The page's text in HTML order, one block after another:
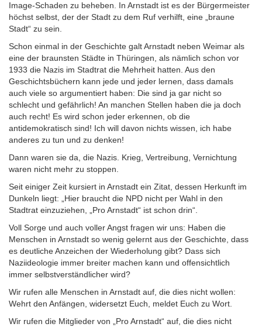
Image-Schaden zu beheben. In Arnstadt ist es der Bürgermeister
höchst selbst, der der Stadt zu dem Ruf verhilft, eine „braune
Stadt“ zu sein.
Schon einmal in der Geschichte galt Arnstadt neben Weimar als
eine der braunsten Städte in Thüringen, als nämlich schon vor
1933 die Nazis im Stadtrat die Mehrheit hatten. Aus den
Geschichtsbüchern kann jede und jeder lernen, dass damals
auch viele so argumentiert haben: Die sind ja gar nicht so
schlecht und gefährlich! An manchen Stellen haben die ja doch
auch recht! Es wird schon jeder erkennen, ob die
antidemokratisch sind! Ich will davon nichts wissen, ich habe
anderes zu tun und zu denken!
Dann waren sie da, die Nazis. Krieg, Vertreibung, Vernichtung
waren nicht mehr zu stoppen.
Seit einiger Zeit kursiert in Arnstadt ein Zitat, dessen Herkunft im
Dunkeln liegt: „Hier braucht die NPD nicht per Wahl in den
Stadtrat einzuziehen, „Pro Arnstadt“ ist schon drin“.
Voll Sorge und auch voller Angst fragen wir uns: Haben die
Menschen in Arnstadt so wenig gelernt aus der Geschichte, dass
es deutliche Anzeichen der Wiederholung gibt? Dass sich
Naziideologie immer breiter machen kann und offensichtlich
immer selbstverständlicher wird?
Wir rufen alle Menschen in Arnstadt auf, die dies nicht wollen:
Wehrt den Anfängen, widersetzt Euch, meldet Euch zu Wort.
Wir rufen die Mitglieder von „Pro Arnstadt“ auf, die dies nicht